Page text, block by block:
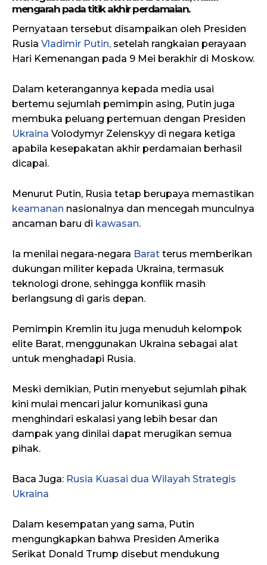
mengarah pada titik akhir perdamaian.
Pernyataan tersebut disampaikan oleh Presiden
Rusia Vladimir Putin, setelah rangkaian perayaan
Hari Kemenangan pada 9 Mei berakhir di Moskow.
Dalam keterangannya kepada media usai
bertemu sejumlah pemimpin asing, Putin juga
membuka peluang pertemuan dengan Presiden
Ukraina Volodymyr Zelenskyy di negara ketiga
apabila kesepakatan akhir perdamaian berhasil
dicapai.
Menurut Putin, Rusia tetap berupaya memastikan
keamanan nasionalnya dan mencegah munculnya
ancaman baru di kawasan.
Ia menilai negara-negara Barat terus memberikan
dukungan militer kepada Ukraina, termasuk
teknologi drone, sehingga konflik masih
berlangsung di garis depan.
Pemimpin Kremlin itu juga menuduh kelompok
elite Barat, menggunakan Ukraina sebagai alat
untuk menghadapi Rusia.
Meski demikian, Putin menyebut sejumlah pihak
kini mulai mencari jalur komunikasi guna
menghindari eskalasi yang lebih besar dan
dampak yang dinilai dapat merugikan semua
pihak.
Baca Juga: Rusia Kuasai dua Wilayah Strategis
Ukraina
Dalam kesempatan yang sama, Putin
mengungkapkan bahwa Presiden Amerika
Serikat Donald Trump disebut mendukung